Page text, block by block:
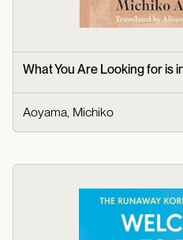
What You Are Looking for is
Aoyama, Michiko